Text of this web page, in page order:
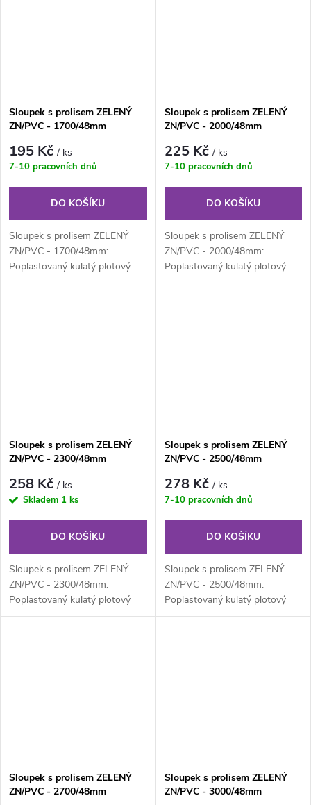
Sloupek s prolisem ZELENÝ
ZN/PVC - 1700/48mm
195 Kč/ ks
7-10 pracovních dnů
DO KOŠÍKU
Sloupek s prolisem ZELENÝ
ZN/PVC - 1700/48mm:
Poplastovaný kulatý plotový
sloupek s prolisem neboli s
Sloupek s prolisem ZELENÝ
ZN/PVC - 2000/48mm
225 Kč/ ks
7-10 pracovních dnů
DO KOŠÍKU
Sloupek s prolisem ZELENÝ
ZN/PVC - 2000/48mm:
Poplastovaný kulatý plotový
sloupek s prolisem neboli s
Sloupek s prolisem ZELENÝ
ZN/PVC - 2300/48mm
258 Kč/ ks
Skladem 1 ks
DO KOŠÍKU
Sloupek s prolisem ZELENÝ
ZN/PVC - 2300/48mm:
Poplastovaný kulatý plotový
sloupek s prolisem neboli s
Sloupek s prolisem ZELENÝ
ZN/PVC - 2500/48mm
278 Kč/ ks
7-10 pracovních dnů
DO KOŠÍKU
Sloupek s prolisem ZELENÝ
ZN/PVC - 2500/48mm:
Poplastovaný kulatý plotový
sloupek s prolisem neboli s
Sloupek s prolisem ZELENÝ
ZN/PVC - 2700/48mm
Sloupek s prolisem ZELENÝ
ZN/PVC - 3000/48mm